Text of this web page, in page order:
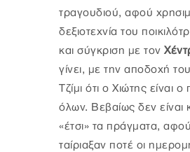
τραγουδιού, αφού
δεξιοτεχνία του
και σύγκριση με τον
γίνει, με την αποδοχή
Τζίμι ότι ο Χιώτης είναι
όλων. Βεβαίως δεν είναι
«έτσι» τα πράγματα,
ταίριαξαν ποτέ οι